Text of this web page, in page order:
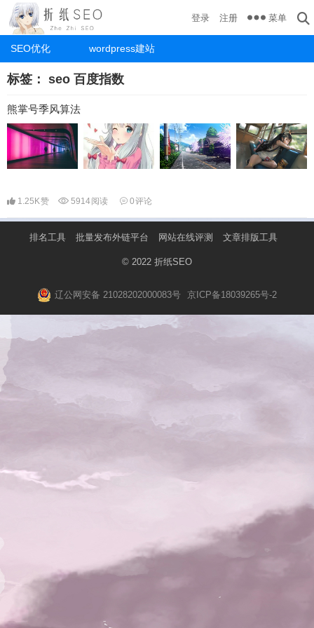
SEO优化 wordpress建站
登录 注册 菜单
标签： seo 百度指数
熊掌号季风算法
1.25K赞 5914阅读 0评论
排名工具 批量发布外链平台 网站在线评测 文章排版工具
© 2022 折纸SEO
辽公网安备 21028202000083号 京ICP备18039265号-2